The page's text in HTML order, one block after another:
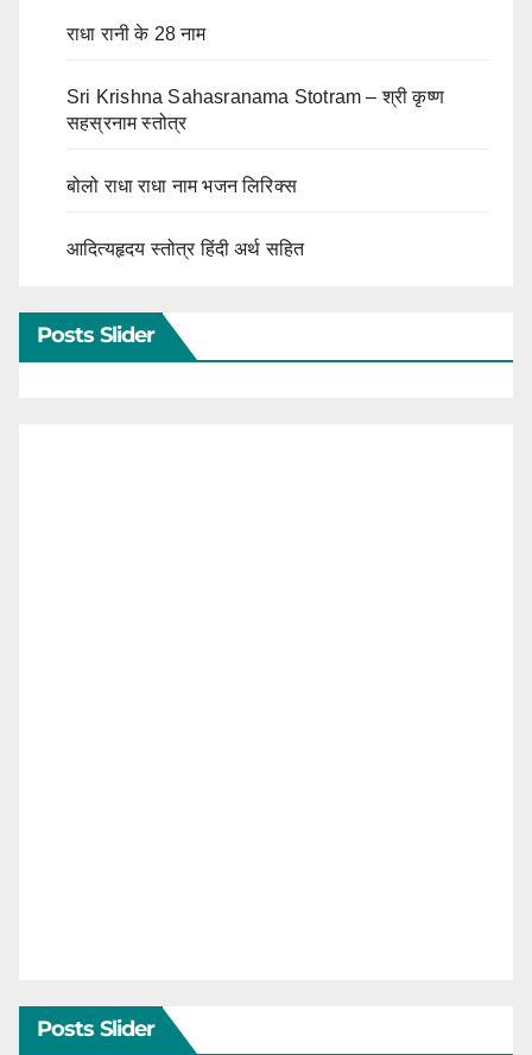
राधा रानी के 28 नाम
Sri Krishna Sahasranama Stotram – श्री कृष्ण
सहस्रनाम स्तोत्र
बोलो राधा राधा नाम भजन लिरिक्स
आदित्यहृदय स्तोत्र हिंदी अर्थ सहित
Posts Slider
Posts Slider